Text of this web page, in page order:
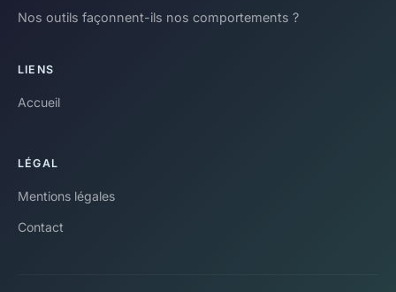
Nos outils façonnent-ils nos comportements ?
LIENS
Accueil
LÉGAL
Mentions légales
Contact